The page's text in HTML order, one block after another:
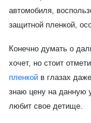
автомобиля,
защитной пленкой,
Конечно думать о
хочет, но стоит
пленкой в глазах
знаю цену на данную
любит свое детище.